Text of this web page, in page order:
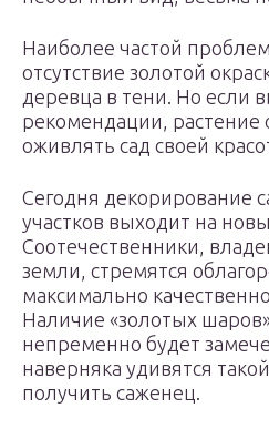
Наиболее частой
отсутствие золотой
деревца в тени. Но если
рекомендации, растение
оживлять сад своей
Сегодня декорирование
участков выходит на
Соотечественники,
земли, стремятся
максимально
Наличие «золотых
непременно будет
наверняка удивятся
получить саженец.